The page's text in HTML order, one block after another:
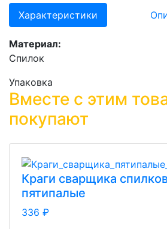
Характеристики
Материал:
Спилок
Упаковка
Вместе с этим
покупают
Краги сварщика
пятипалые
336 ₽